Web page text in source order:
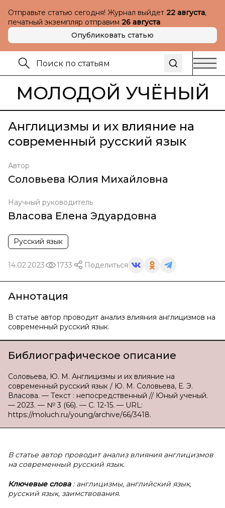
Отправьте статью сегодня! Журнал выйдет 22 августа,
печатный экземпляр отправим 26 августа
Опубликовать статью
МОЛОДОЙ УЧЁНЫЙ
Англицизмы и их влияние на
современный русский язык
Автор
Соловьева Юлия Михайловна
Научный руководитель
Власова Елена Эдуардовна
Русский язык
14.02.2023 1733 Поделиться
Аннотация
В статье автор проводит анализ влияния англицизмов на
современный русский язык.
Библиографическое описание
Соловьева, Ю. М. Англицизмы и их влияние на
современный русский язык / Ю. М. Соловьева, Е. Э.
Власова. — Текст : непосредственный // Юный ученый.
— 2023. — № 3 (66). — С. 12-15. — URL:
https://moluch.ru/young/archive/66/3418.
В статье автор проводит анализ влияния англицизмов
на современный русский язык.
Ключевые слова : англицизмы, английский язык,
русский язык, заимствования.